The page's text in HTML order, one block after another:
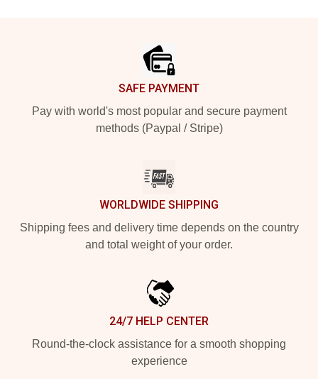
SAFE PAYMENT
Pay with world's most popular and secure payment
methods (Paypal / Stripe)
WORLDWIDE SHIPPING
Shipping fees and delivery time depends on the country
and total weight of your order.
24/7 HELP CENTER
Round-the-clock assistance for a smooth shopping
experience